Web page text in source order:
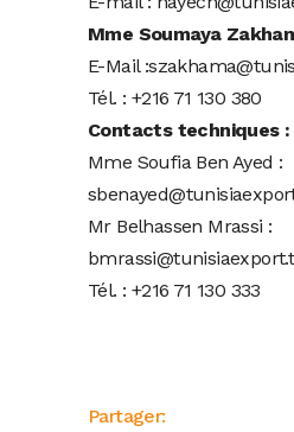
Mme Soumaya
E-Mail
Tél. : +216 71 130 380
Contacts techniques :
Mme Soufia Ben Ayed :
Mr Belhassen Mrassi :
Tél. : +216 71 130 333
Partager: